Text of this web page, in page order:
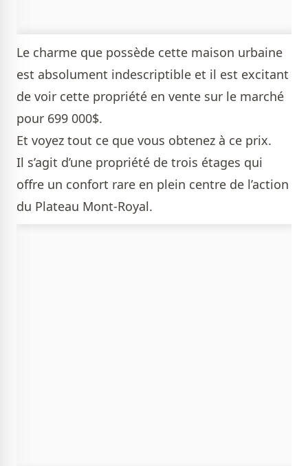
Le charme que possède cette maison urbaine
est absolument indescriptible et il est excitant
de voir cette propriété en vente sur le marché
pour 699 000$.
Et voyez tout ce que vous obtenez à ce prix.
Il s’agit d’une propriété de trois étages qui
offre un confort rare en plein centre de l’action
du Plateau Mont-Royal.